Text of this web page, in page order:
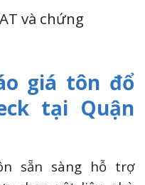
và chứng
giá tôn đổ
tại Quận
sẵn sàng hỗ trợ